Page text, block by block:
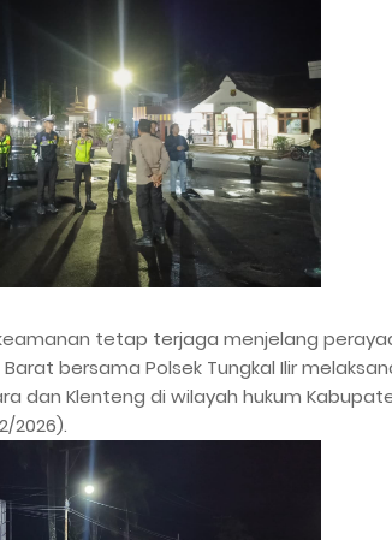
keamanan tetap terjaga menjelang
bersama Polsek Tungkal Ilir
dan Klenteng di wilayah hukum
2026).